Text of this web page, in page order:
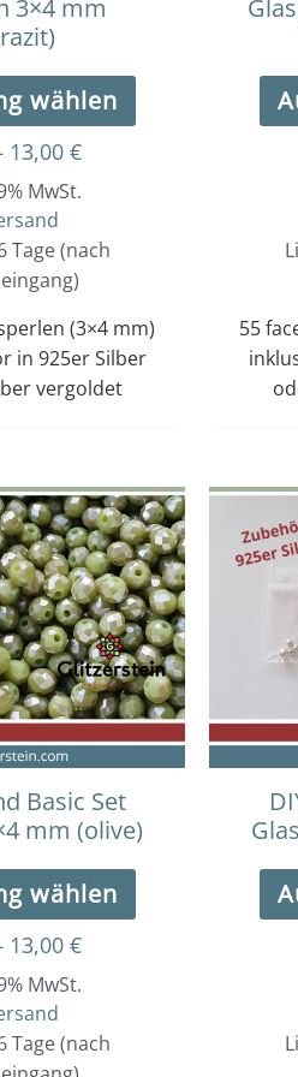
3×4 mm
wählen
13,00 €
MwSt.
Tage (nach
(3×4 mm)
in 925er Silber
vergoldet
55
Basic Set
mm (olive)
wählen
Dieses
Produkt
weist
mehrere
Varianten
auf.
Die
Optionen
können
Produktseite
gewählt
werden
13,00 €
Preisspanne:
12,00 €
bis
13,00 €
MwSt.
Tage (nach